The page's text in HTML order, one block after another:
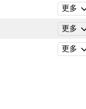
更多
更多
更多